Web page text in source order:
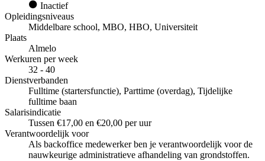
Inactief
Opleidingsniveaus
Middelbare school, MBO, HBO, Universiteit
Plaats
Almelo
Werkuren per week
32 - 40
Dienstverbanden
Fulltime (startersfunctie), Parttime (overdag), Tijdelijke
fulltime baan
Salarisindicatie
Tussen €17,00 en €20,00 per uur
Verantwoordelijk voor
Als backoffice medewerker ben je verantwoordelijk voor de
nauwkeurige administratieve afhandeling van grondstoffen.